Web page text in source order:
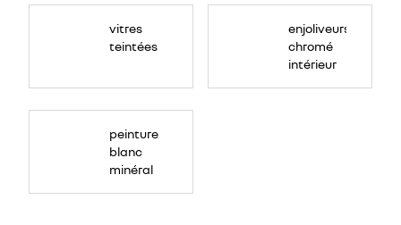
vitres
teintées
enjoliveurs
chromé
intérieur
peinture
blanc
minéral